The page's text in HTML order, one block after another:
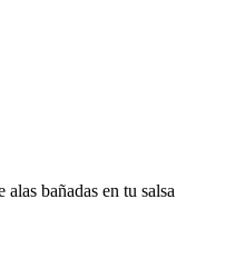
bañadas en tu salsa